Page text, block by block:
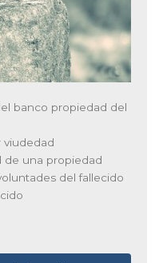
banco propiedad del
viudedad
de una propiedad
del fallecido